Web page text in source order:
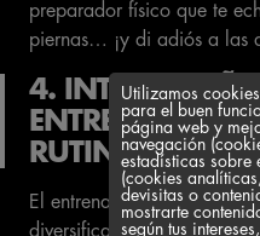
preparador físico que te
piernas… ¡y di adiós a las
4. INTENTA
RUTINA
El entrenamiento cruzado
diversificar tu rutina
Utilizamos
para el buen
página web y
navegación
estadísticas sobre
(cookies
devisitas o
mostrarte
según tus